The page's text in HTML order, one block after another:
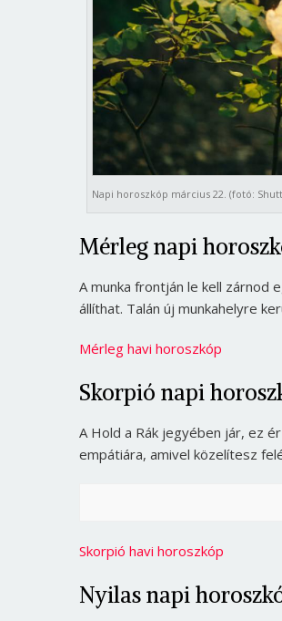
Napi horoszkóp március 22. (fotó:
Mérleg napi
A munka frontján le kell
állíthat. Talán új munkahelyre
Mérleg havi horoszkóp
Skorpió napi
A Hold a Rák jegyében jár, ez
empátiára, amivel közelítesz
Skorpió havi horoszkóp
Nyilas napi